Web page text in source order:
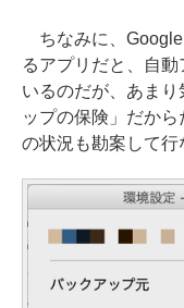
ちなみに、Google
るアプリだと、自
いるのだが、あま
ップの保険」だか
の状況も勘案して行